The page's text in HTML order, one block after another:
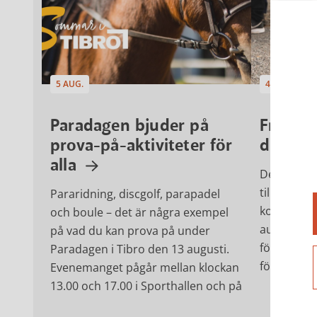
5 AUG.
Paradagen bjuder på
prova-på-aktiviteter för
alla
Pararidning, discgolf, parapadel
och boule – det är några exempel
på vad du kan prova på under
Paradagen i Tibro den 13 augusti.
Evenemanget pågår mellan klockan
13.00 och 17.00 i Sporthallen och på
4 AUG.
Från
du
Den 13
till
augusti till